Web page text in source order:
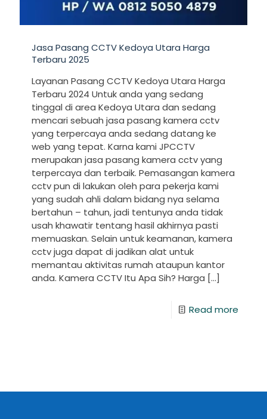
Jasa Pasang CCTV Kedoya Utara Harga
Terbaru 2025
Layanan Pasang CCTV Kedoya Utara Harga
Terbaru 2024 Untuk anda yang sedang
tinggal di area Kedoya Utara dan sedang
mencari sebuah jasa pasang kamera cctv
yang terpercaya anda sedang datang ke
web yang tepat. Karna kami JPCCTV
merupakan jasa pasang kamera cctv yang
terpercaya dan terbaik. Pemasangan kamera
cctv pun di lakukan oleh para pekerja kami
yang sudah ahli dalam bidang nya selama
bertahun – tahun, jadi tentunya anda tidak
usah khawatir tentang hasil akhirnya pasti
memuaskan. Selain untuk keamanan, kamera
cctv juga dapat di jadikan alat untuk
memantau aktivitas rumah ataupun kantor
anda. Kamera CCTV Itu Apa Sih? Harga […]
Read more